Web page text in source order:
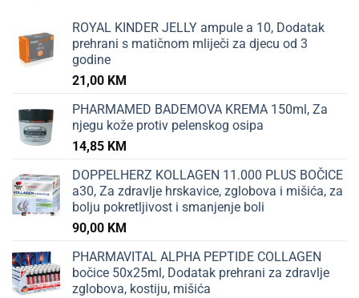
ROYAL KINDER JELLY ampule a 10, Dodatak
prehrani s matičnom mliječi za djecu od 3
godine
21,00 KM
PHARMAMED BADEMOVA KREMA 150ml, Za
njegu kože protiv pelenskog osipa
14,85 KM
DOPPELHERZ KOLLAGEN 11.000 PLUS BOČICE
a30, Za zdravlje hrskavice, zglobova i mišića, za
bolju pokretljivost i smanjenje boli
90,00 KM
PHARMAVITAL ALPHA PEPTIDE COLLAGEN
bočice 50x25ml, Dodatak prehrani za zdravlje
zglobova, kostiju, mišića